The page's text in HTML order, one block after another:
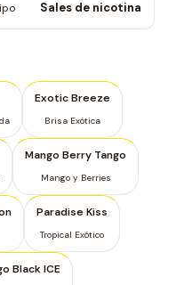
Sales de nicotina
Exotic Breeze
Brisa Exótica
Mango Berry Tango
Mango y Berries
Paradise Kiss
Tropical Exótico
Black ICE